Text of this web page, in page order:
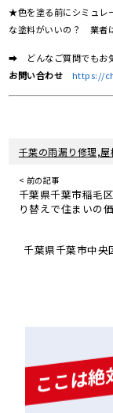
★色を塗る前にシミュレ
な塗料がいいの？ 業者
➡ どんなご質問でもお
お問い合わせ
https://
千葉の雨漏り修理,屋
< 前の記事
千葉県千葉市稲
り替えで住まいの
千葉県千葉市中